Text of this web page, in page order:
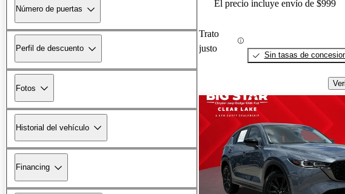
Número de puertas
Perfil de descuento
Fotos
Historial del vehículo
Financing
El precio incluye envío de $999
Trato
justo
Sin tasas de